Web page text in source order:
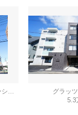
グラッ
5.3